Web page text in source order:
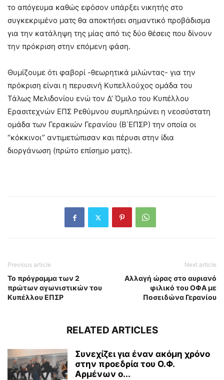
το απόγευμα καθώς εφόσον υπάρξει νικητής στο
συγκεκριμένο ματς θα αποκτήσει σημαντικό προβάδισμα
για την κατάληψη της μίας από τις δύο θέσεις που δίνουν
την πρόκριση στην επόμενη φάση.
Θυμίζουμε ότι φαβορί -θεωρητικά μιλώντας- για την
πρόκριση είναι η περυσινή Κυπελλούχος ομάδα του
Τάλως Μελιδονίου ενώ τον Δ’ Όμιλο του Κυπέλλου
Ερασιτεχνών ΕΠΣ Ρεθύμνου συμπληρώνει η νεοσύστατη
ομάδα των Γερακιών Γερανίου (Β΄ΕΠΣΡ) την οποία οι
“κόκκινοι” αντιμετώπισαν και πέρυσι στην ίδια
διοργάνωση (πρώτο επίσημο ματς).
Previous article
Το πρόγραμμα των 2
πρώτων αγωνιστικών του
Κυπέλλου ΕΠΣΡ
Next article
Αλλαγή ώρας στο αυριανό
φιλικό του ΟΦΑ με
Ποσειδώνα Γερανίου
RELATED ARTICLES
Συνεχίζει για έναν ακόμη χρόνο
στην προεδρία του Ο.Φ.
Αρμένων ο...